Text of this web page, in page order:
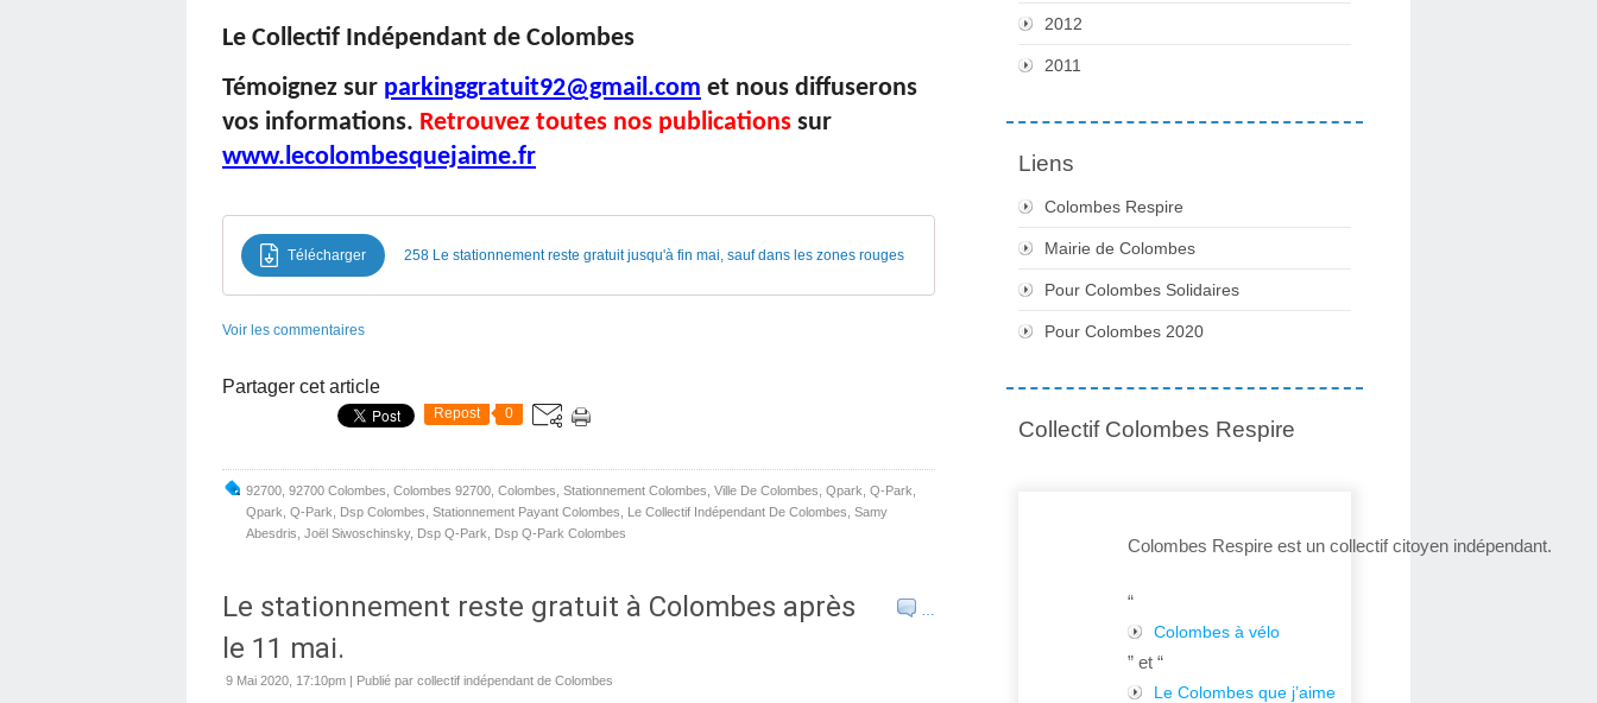
Le Collectif Indépendant de Colombes
Témoignez sur parkinggratuit92@gmail.com et nous diffuserons
vos informations. Retrouvez toutes nos publications sur
www.lecolombesquejaime.fr
Télécharger 258 Le stationnement reste gratuit jusqu'à fin mai, sauf dans les zones rouges
Voir les commentaires
Partager cet article
Repost 0
92700 92700 Colombes Colombes 92700 Colombes Stationnement Colombes Ville De Colombes Qpark Q-Park
Qpark Q-Park Dsp Colombes Stationnement Payant Colombes Le Collectif Indépendant De Colombes Samy
Abesdris Joël Siwoschinsky, Dsp Q-Park Dsp Q-Park Colombes
Le stationnement reste gratuit à Colombes après
le 11 mai.
9 Mai 2020, 17:10pm | Publié par collectif indépendant de Colombes
2012
2011
Liens
Colombes Respire
Mairie de Colombes
Pour Colombes Solidaires
Pour Colombes 2020
Collectif Colombes Respire
Colombes Respire est un collectif citoyen indépendant.
“
Colombes à vélo
” et “
Le Colombes que j’aime